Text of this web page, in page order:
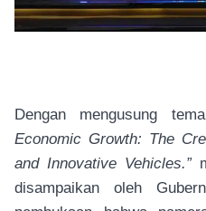
Dengan mengusung
Economic Growth: The
and Innovative Vehicles.”
disampaikan oleh